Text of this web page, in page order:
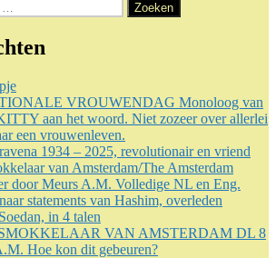
Zoeken
VROUWENDAG Monoloog van
aan het woord. Niet zozeer over allerlei
een vrouwenleven.
1934 – 2025, revolutionair en vriend
van Amsterdam/The Amsterdam
door Meurs A.M. Volledige NL en Eng.
statements van Hashim, overleden
in 4 talen
VAN AMSTERDAM DL 8
Hoe kon dit gebeuren?